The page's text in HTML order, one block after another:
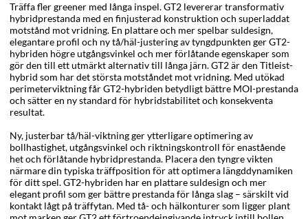
Träffa fler greener med långa inspel. GT2 levererar transformativ
hybridprestanda med en finjusterad konstruktion och superladdat
motstånd mot vridning. En plattare och mer spelbar suldesign,
elegantare profil och ny tå/häl-justering av tyngdpunkten ger GT2-
hybriden högre utgångsvinkel och mer förlåtande egenskaper som
gör den till ett utmärkt alternativ till långa järn. GT2 är den Titleist-
hybrid som har det största motståndet mot vridning. Med utökad
perimeterviktning får GT2-hybriden betydligt bättre MOI-prestanda
och sätter en ny standard för hybridstabilitet och konsekventa
resultat.
Ny, justerbar tå/häl-viktning ger ytterligare optimering av
bollhastighet, utgångsvinkel och riktningskontroll för enastående
het och förlåtande hybridprestanda. Placera den tyngre vikten
närmare din typiska träffposition för att optimera längddynamiken
för ditt spel. GT2-hybriden har en plattare suldesign och mer
elegant profil som ger bättre prestanda för långa slag – särskilt vid
kontakt lågt på träffytan. Med tå- och hälkonturer som ligger plant